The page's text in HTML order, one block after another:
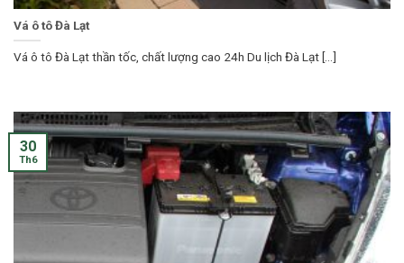
Vá ô tô Đà Lạt
Vá ô tô Đà Lạt thần tốc, chất lượng cao 24h Du lịch Đà Lạt [...]
30
Th6